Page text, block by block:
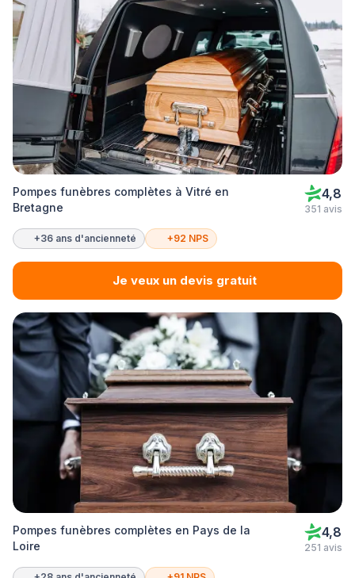
Pompes funèbres complètes à Vitré en
Bretagne
4,8
351 avis
+36 ans d'ancienneté +92 NPS
Je veux un devis gratuit
Pompes funèbres complètes en Pays de la
Loire
4,8
251 avis